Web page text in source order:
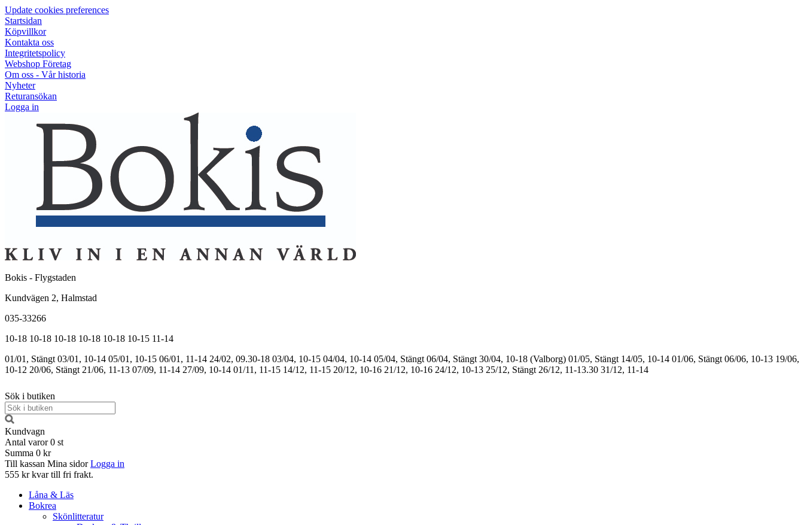
Update cookies preferences
Startsidan
Köpvillkor
Kontakta oss
Integritetspolicy
Webshop Företag
Om oss - Vår historia
Nyheter
Returansökan
Logga in
Bokis - Flygstaden
Kundvägen 2, Halmstad
035-33266
10-18 10-18 10-18 10-18 10-18 10-15 11-14
01/01, Stängt 03/01, 10-14 05/01, 10-15 06/01, 11-14 24/02, 09.30-18 03/04, 10-15 04/04, 10-14 05/04, Stängt 06/04, Stängt 30/04, 10-18 (Valborg) 01/05, Stängt 14/05, 10-14 01/06, Stängt 06/06, 10-13 19/06,
10-12 20/06, Stängt 21/06, 11-13 07/09, 11-14 27/09, 10-14 01/11, 11-15 14/12, 11-15 20/12, 10-16 21/12, 10-16 24/12, 10-13 25/12, Stängt 26/12, 11-13.30 31/12, 11-14
Sök i butiken
Kundvagn
Antal varor 0 st
Summa 0 kr
Till kassan Mina sidor Logga in
555 kr kvar till fri frakt.
Låna & Läs
Bokrea
Skönlitteratur